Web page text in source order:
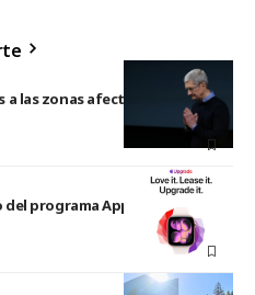
a las zonas afectadas por los
programa Apple Upgrade